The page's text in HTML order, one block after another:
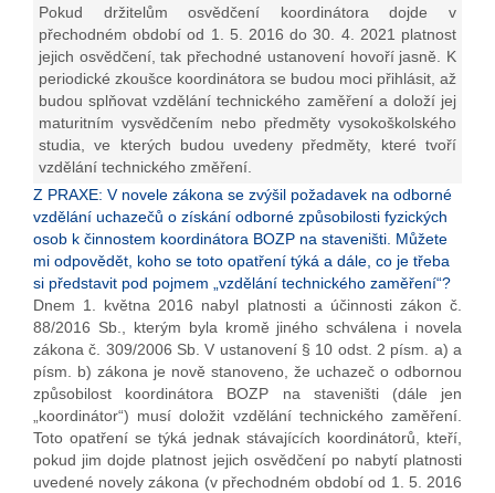
Pokud držitelům osvědčení koordinátora dojde v
přechodném období od 1. 5. 2016 do 30. 4. 2021 platnost
jejich osvědčení, tak přechodné ustanovení hovoří jasně. K
periodické zkoušce koordinátora se budou moci přihlásit, až
budou splňovat vzdělání technického zaměření a doloží jej
maturitním vysvědčením nebo předměty vysokoškolského
studia, ve kterých budou uvedeny předměty, které tvoří
vzdělání technického změření.
Z PRAXE: V novele zákona se zvýšil požadavek na odborné
vzdělání uchazečů o získání odborné způsobilosti fyzických
osob k činnostem koordinátora BOZP na staveništi. Můžete
mi odpovědět, koho se toto opatření týká a dále, co je třeba
si představit pod pojmem „vzdělání technického zaměření“?
Dnem 1. května 2016 nabyl platnosti a účinnosti zákon č.
88/2016 Sb., kterým byla kromě jiného schválena i novela
zákona č. 309/2006 Sb. V ustanovení § 10 odst. 2 písm. a) a
písm. b) zákona je nově stanoveno, že uchazeč o odbornou
způsobilost koordinátora BOZP na staveništi (dále jen
„koordinátor“) musí doložit vzdělání technického zaměření.
Toto opatření se týká jednak stávajících koordinátorů, kteří,
pokud jim dojde platnost jejich osvědčení po nabytí platnosti
uvedené novely zákona (v přechodném období od 1. 5. 2016